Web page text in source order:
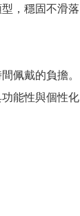
，穩固不滑落
佩戴的負擔。
能性與個性化